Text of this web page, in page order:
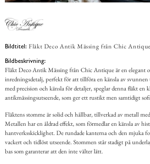
Bildtitel: Fläkt Deco Antik Mässing från Chic
Bildbeskrivning:
Fläkt Deco Antik Mässing från Chic Antique är en elegant
inredningsdetalj, perfekt för att tillföra en känsla av
med precision och känsla för detaljer, speglar denna fläkt en
antikmässingsutseende, som ger ett rustikt men samtidigt
Fläktens stomme är solid och hållbar, tillverkad av metall
Metallen har en åldrad effekt, som förmedlar en känsla av
hantverksskicklighet. De rundade kanterna och den mjuka
vackert och tidlöst utseende. Stommen står stadigt på
bas som garanterar att den inte välter lätt.